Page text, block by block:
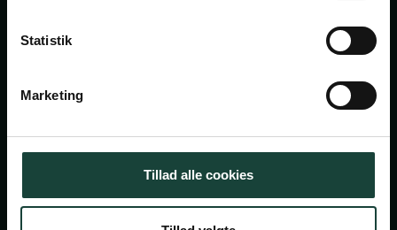
Statistik
Marketing
Tillad alle cookies
Askov Højskole
info@askov-hojskole.dk
CVR: 38117416